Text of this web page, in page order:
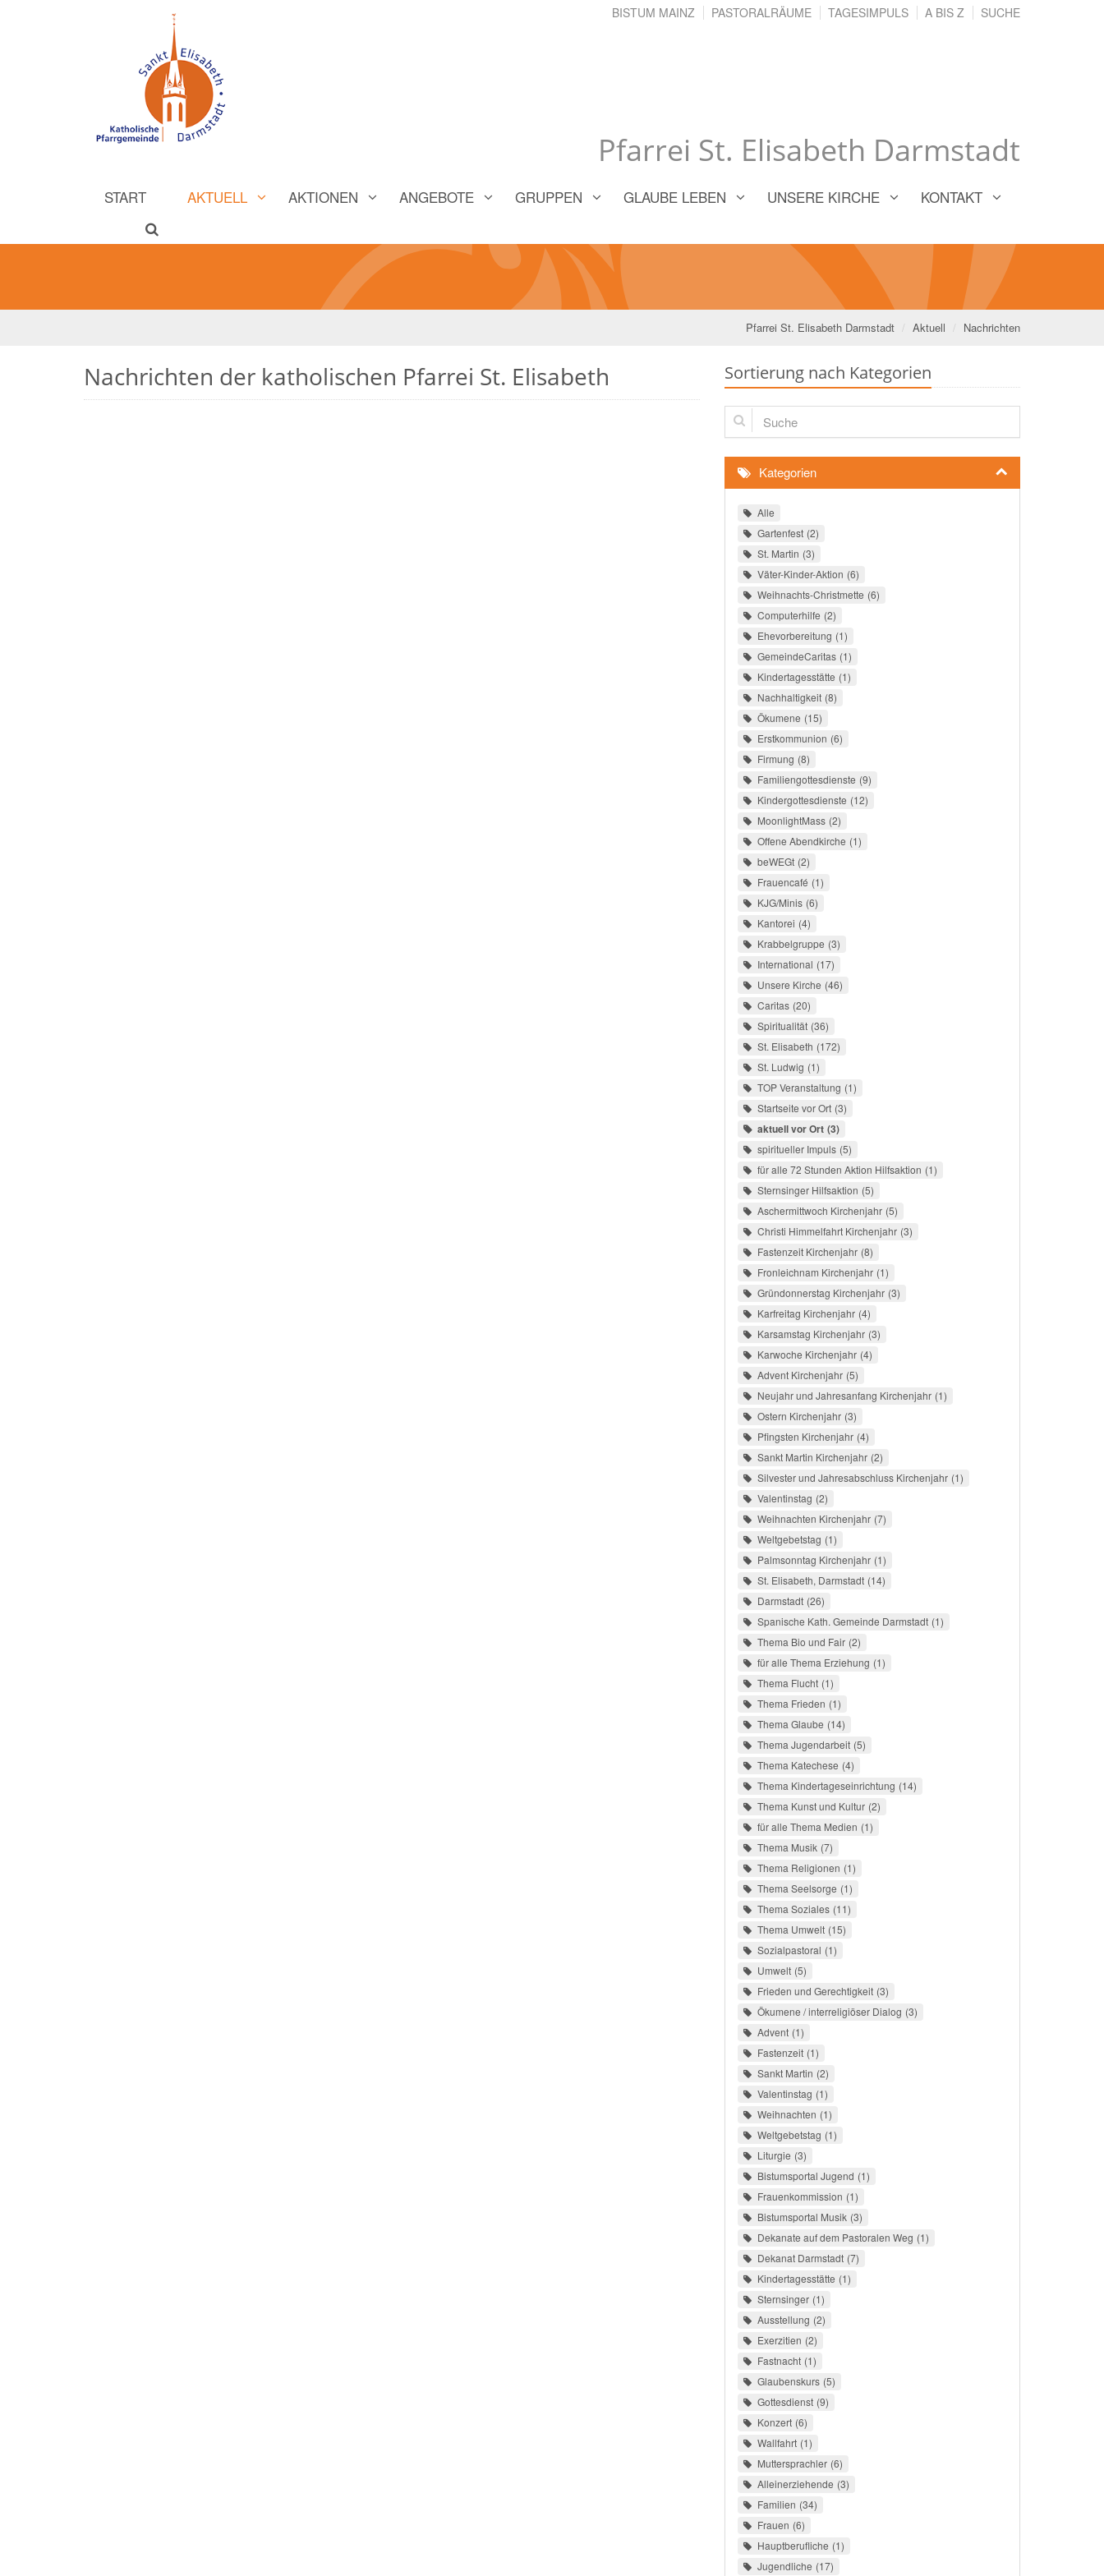
Pfarrei St. Elisabeth Darmstadt
BISTUM MAINZ PASTORALRÄUME TAGESIMPULS A BIS Z SUCHE
START AKTUELL AKTIONEN ANGEBOTE GRUPPEN GLAUBE LEBEN UNSERE KIRCHE KONTAKT
Pfarrei St. Elisabeth Darmstadt Aktuell Nachrichten
Nachrichten der katholischen Pfarrei St. Elisabeth Sortierung nach Kategorien
Suche
Kategorien
Alle
Gartenfest 2
St. Martin 3
Väter-Kinder-Aktion 6
Weihnachts-Christmette 6
Computerhilfe 2
Ehevorbereitung 1
GemeindeCaritas 1
Kindertagesstätte 1
Nachhaltigkeit 8
Ökumene 15
Erstkommunion 6
Firmung 8
Familiengottesdienste 9
Kindergottesdienste 12
MoonlightMass 2
Offene Abendkirche 1
beWEGt 2
Frauencafé 1
KJG/Minis 6
Kantorei 4
Krabbelgruppe 3
International 17
Unsere Kirche 46
Caritas 20
Spiritualität 36
St. Elisabeth 172
St. Ludwig 1
TOP Veranstaltung 1
Startseite vor Ort 3
aktuell vor Ort 3
spiritueller Impuls 5
für alle 72 Stunden Aktion Hilfsaktion 1
Sternsinger Hilfsaktion 5
Aschermittwoch Kirchenjahr 5
Christi Himmelfahrt Kirchenjahr 3
Fastenzeit Kirchenjahr 8
Fronleichnam Kirchenjahr 1
Gründonnerstag Kirchenjahr 3
Karfreitag Kirchenjahr 4
Karsamstag Kirchenjahr 3
Karwoche Kirchenjahr 4
Advent Kirchenjahr 5
Neujahr und Jahresanfang Kirchenjahr 1
Ostern Kirchenjahr 3
Pfingsten Kirchenjahr 4
Sankt Martin Kirchenjahr 2
Silvester und Jahresabschluss Kirchenjahr 1
Valentinstag 2
Weihnachten Kirchenjahr 7
Weltgebetstag 1
Palmsonntag Kirchenjahr 1
St. Elisabeth, Darmstadt 14
Darmstadt 26
Spanische Kath. Gemeinde Darmstadt 1
Thema Bio und Fair 2
für alle Thema Erziehung 1
Thema Flucht 1
Thema Frieden 1
Thema Glaube 14
Thema Jugendarbeit 5
Thema Katechese 4
Thema Kindertageseinrichtung 14
Thema Kunst und Kultur 2
für alle Thema Medien 1
Thema Musik 7
Thema Religionen 1
Thema Seelsorge 1
Thema Soziales 11
Thema Umwelt 15
Sozialpastoral 1
Umwelt 5
Frieden und Gerechtigkeit 3
Ökumene / interreligiöser Dialog 3
Advent 1
Fastenzeit 1
Sankt Martin 2
Valentinstag 1
Weihnachten 1
Weltgebetstag 1
Liturgie 3
Bistumsportal Jugend 1
Frauenkommission 1
Bistumsportal Musik 3
Dekanate auf dem Pastoralen Weg 1
Dekanat Darmstadt 7
Kindertagesstätte 1
Sternsinger 1
Ausstellung 2
Exerzitien 2
Fastnacht 1
Glaubenskurs 5
Gottesdienst 9
Konzert 6
Wallfahrt 1
Muttersprachler 6
Alleinerziehende 3
Familien 34
Frauen 6
Hauptberufliche 1
Jugendliche 17